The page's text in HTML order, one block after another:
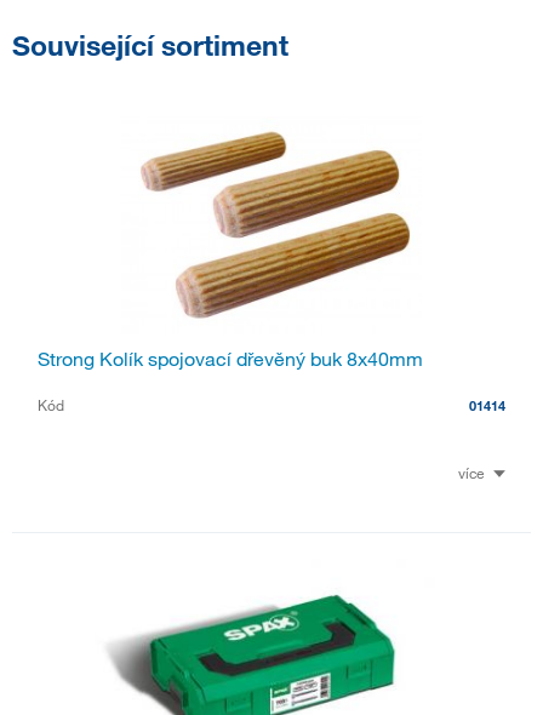
Související sortiment
Strong Kolík spojovací dřevěný buk 8x40mm
Kód 01414
více